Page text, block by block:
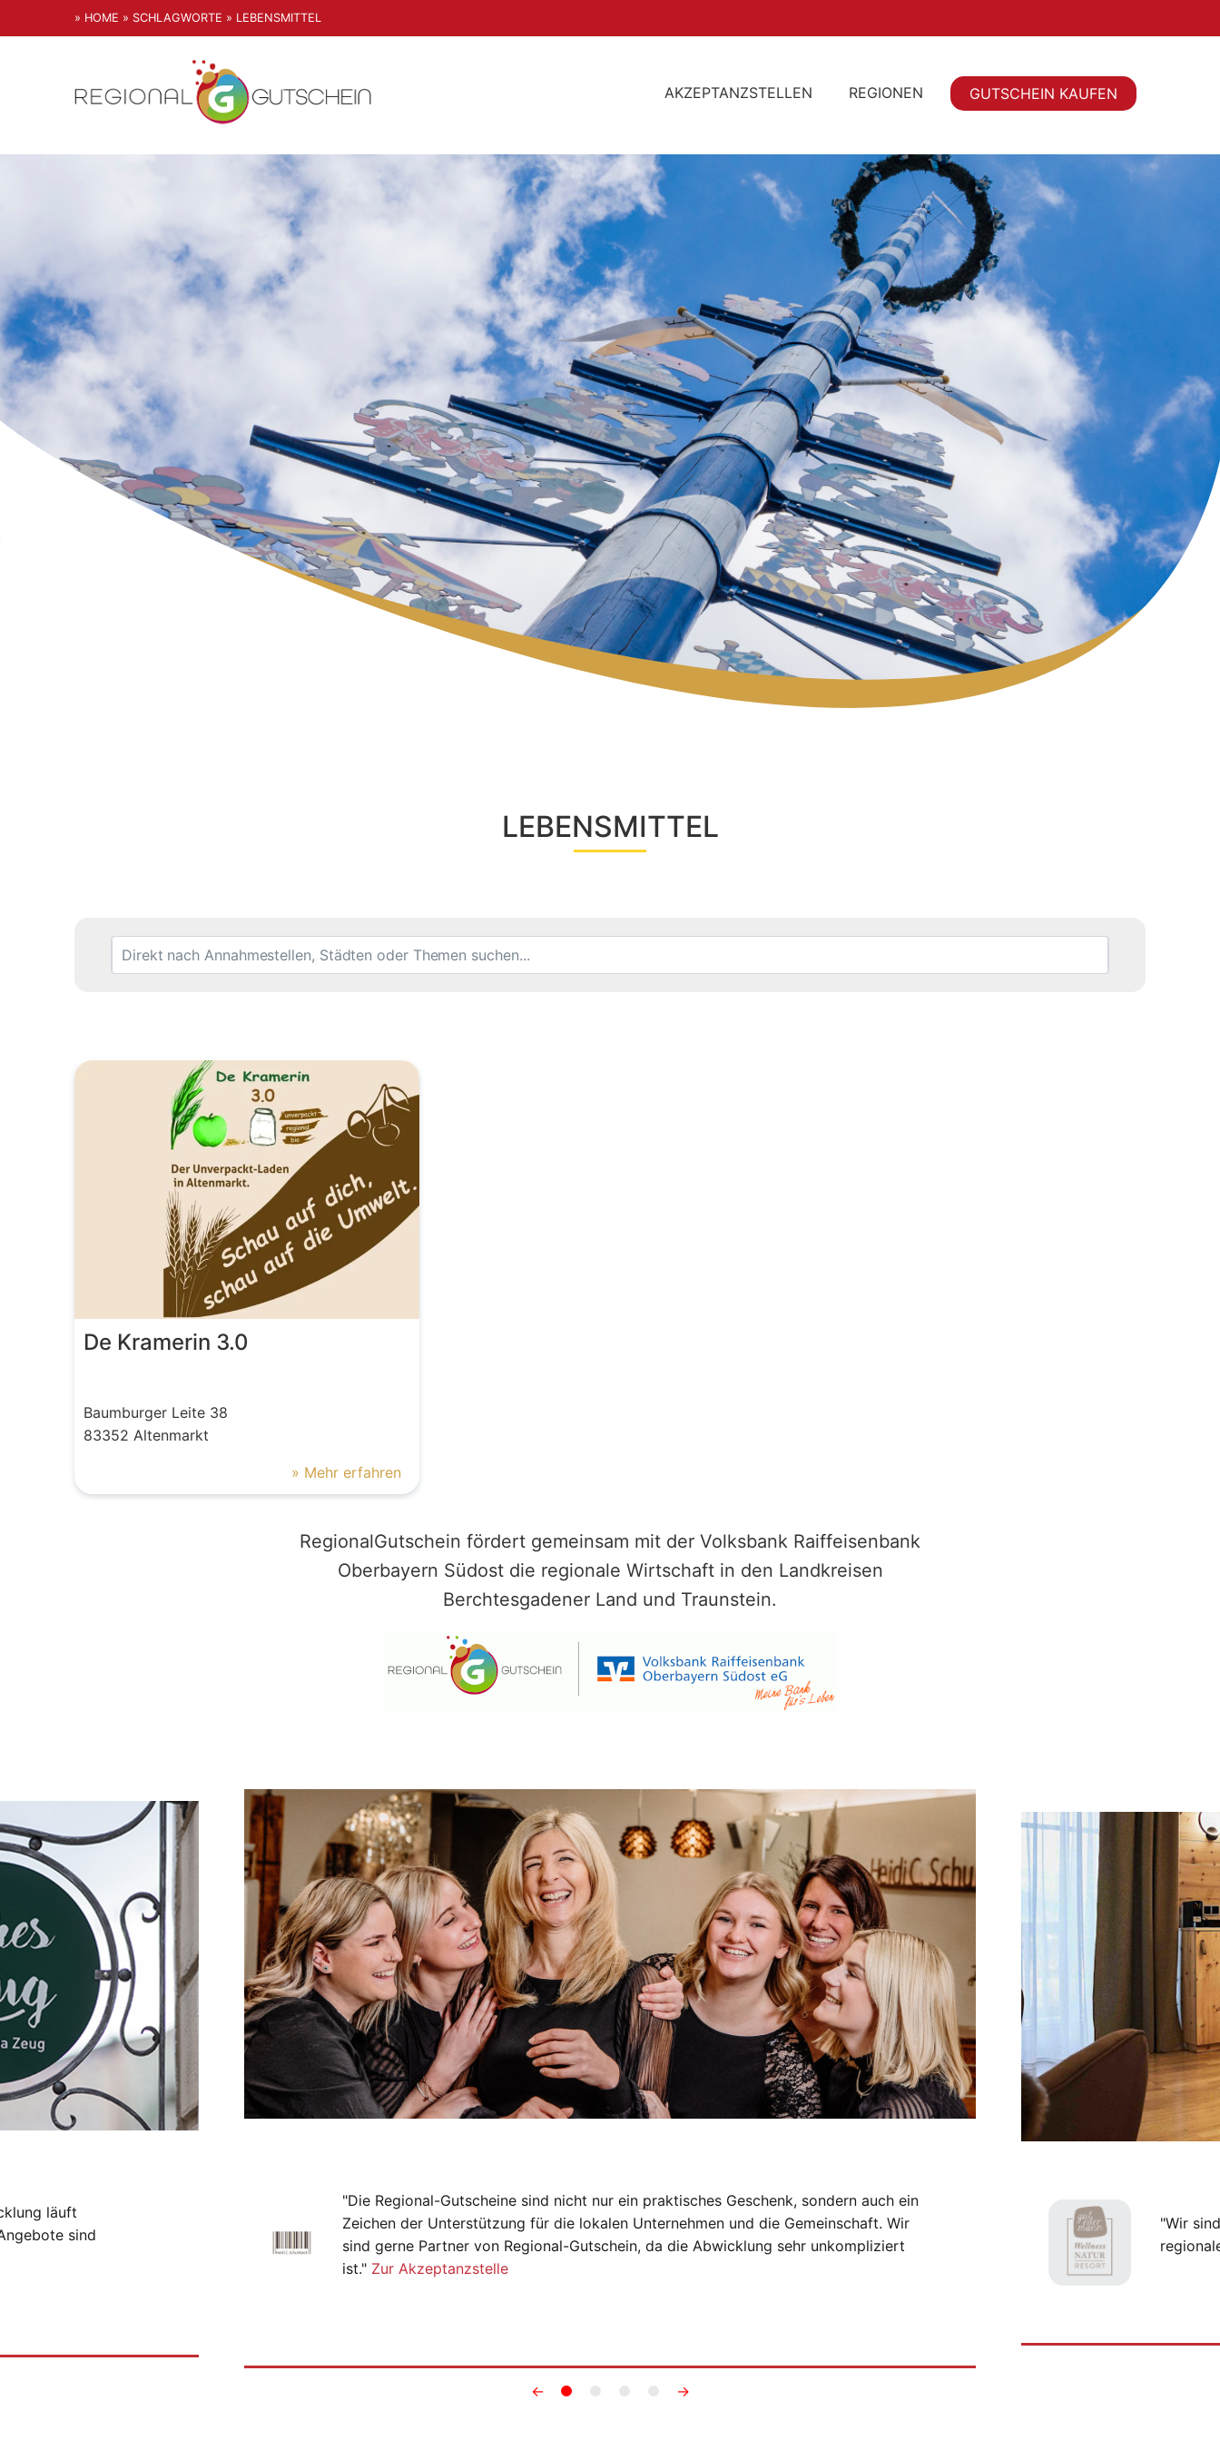
» HOME » SCHLAGWORTE » LEBENSMITTEL
AKZEPTANZSTELLEN REGIONEN GUTSCHEIN KAUFEN
LEBENSMITTEL
De Kramerin 3.0
Baumburger Leite 38
83352 Altenmarkt
» Mehr erfahren
RegionalGutschein fördert gemeinsam mit der Volksbank Raiffeisenbank
Oberbayern Südost die regionale Wirtschaft in den Landkreisen
Berchtesgadener Land und Traunstein.
läuft
sind
"Die Regional-Gutscheine sind nicht nur ein praktisches Geschenk, sondern auch ein
Zeichen der Unterstützung für die lokalen Unternehmen und die Gemeinschaft. Wir
sind gerne Partner von Regional-Gutschein, da die Abwicklung sehr unkompliziert
ist." Zur Akzeptanzstelle
"Wir
← →